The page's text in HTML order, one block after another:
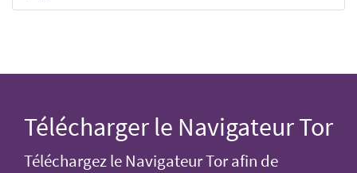
Télécharger le Navigateur Tor
Téléchargez le Navigateur Tor afin de